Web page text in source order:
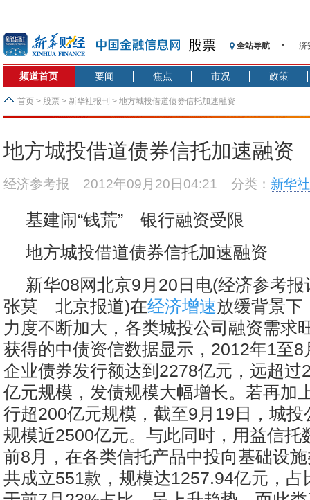
股票 全站导航
【
记
【
沥
频道首页 要闻 焦点 市况 政策
首页 > 股票 > 新华社报刊 > 地方城投借道债券信托加速融资
地方城投借道债券信托加速融资
经济参考报 2012年09月20日04:21 分类： 新华
基建闹“钱荒” 银行融资受限
地方城投借道债券信托加速融资
新华08网北京9月20日电(经济参
张莫 北京报道)在经济增速放缓背景下
力度不断加大，各类城投公司融资需求
获得的中债资信数据显示，2012年1至8
企业债券发行额达到2278亿元，远超过
亿元规模，发债规模大幅增长。若再加
行超200亿元规模，截至9月19日，城投
规模近2500亿元。与此同时，用益信托
前8月，在各类信托产品中投向基础设
共成立551款，规模达1257.94亿元，占